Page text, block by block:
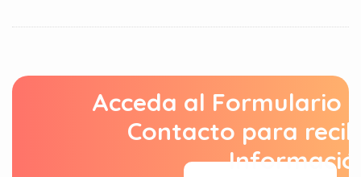
Acceda al Formulario
Contacto para